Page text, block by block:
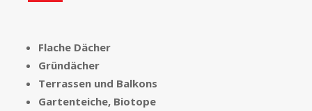
Flache Dächer
Gründächer
Terrassen und Balkons
Gartenteiche, Biotope